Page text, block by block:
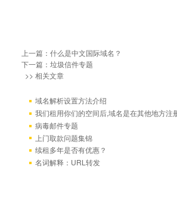
上一篇： 什么是中文国际域名？
下一篇： 垃圾信件专题
>> 相关文章
域名解析设置方法介绍
我们租用你们的空间后,域名是在其他地方注
病毒邮件专题
上门取款问题集锦
续租多年是否有优惠？
名词解释：URL转发